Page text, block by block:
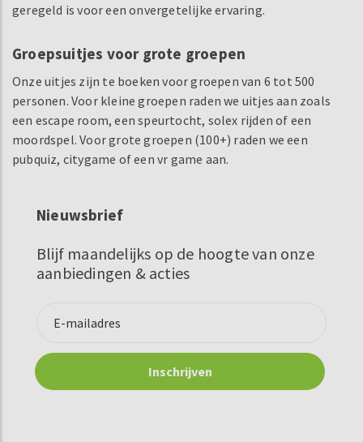
geregeld is voor een onvergetelijke ervaring.
Groepsuitjes voor grote groepen
Onze uitjes zijn te boeken voor groepen van 6 tot 500
personen. Voor kleine groepen raden we uitjes aan zoals
een escape room, een speurtocht, solex rijden of een
moordspel. Voor grote groepen (100+) raden we een
pubquiz, citygame of een vr game aan.
Nieuwsbrief
Blijf maandelijks op de hoogte van onze
aanbiedingen & acties